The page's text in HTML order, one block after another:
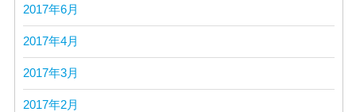
2017年6月
2017年4月
2017年3月
2017年2月